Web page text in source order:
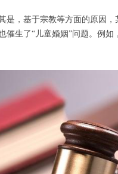
是，基于宗教等方面的原因
催生了“儿童婚姻”问题。例